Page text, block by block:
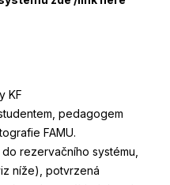
KF
pedagogem
FAMU.
rezervačního systému,
níže), potvrzená